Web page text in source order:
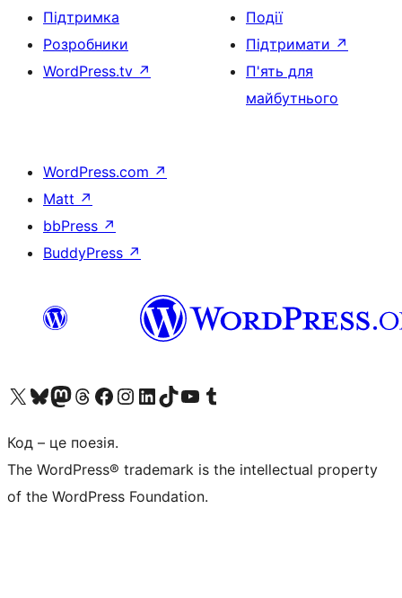
Підтримка
Розробники
WordPress.tv ↗
Події
Підтримати ↗
П'ять для
майбутнього
WordPress.com ↗
Matt ↗
bbPress ↗
BuddyPress ↗
Visit our X (formerly Twitter) account
Visit our Bluesky account
Завітайте до нашої стрічки в Mastodon
Visit our Threads account
Завітайте на нашу сторінку в Facebook
Visit our Instagram account
Visit our LinkedIn account
Visit our TikTok account
Visit our YouTube channel
Visit our Tumblr account
Код – це поезія.
The WordPress® trademark is the intellectual property
of the WordPress Foundation.